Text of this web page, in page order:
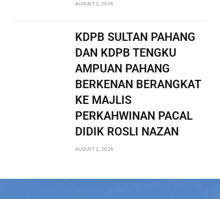
AUGUST 2, 2026
KDPB SULTAN PAHANG
DAN KDPB TENGKU
AMPUAN PAHANG
BERKENAN BERANGKAT
KE MAJLIS
PERKAHWINAN PACAL
DIDIK ROSLI NAZAN
AUGUST 2, 2026